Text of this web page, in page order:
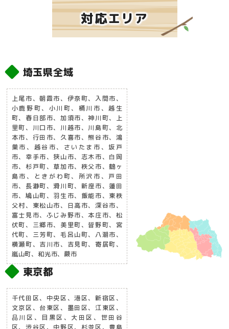
対応エリア
埼玉県全域
上尾市、朝霞市、伊奈町、入間市、
小鹿野町、小川町、桶川市、越生
町、春日部市、加須市、神川町、上
里町、川口市、川越市、川島町、北
本市、行田市、久喜市、熊谷市、鴻
巣市、越谷市、さいたま市、坂戸
市、幸手市、狭山市、志木市、白岡
市、杉戸町、草加市、秩父市、鶴ヶ
島市、ときがわ町、所沢市、戸田
市、長瀞町、滑川町、新座市、蓮田
市、鳩山町、羽生市、飯能市、東秩
父村、東松山市、日高市、深谷市、
富士見市、ふじみ野市、本庄市、松
伏町、三郷市、美里町、皆野町、宮
代町、三芳町、毛呂山町、八潮市、
横瀬町、吉川市、吉見町、寄居町、
嵐山町、和光市、蕨市
東京都
千代田区、中央区、港区、新宿区、
文京区、台東区、墨田区、江東区、
品川区、目黒区、大田区、世田谷
区、渋谷区、中野区、杉並区、豊島